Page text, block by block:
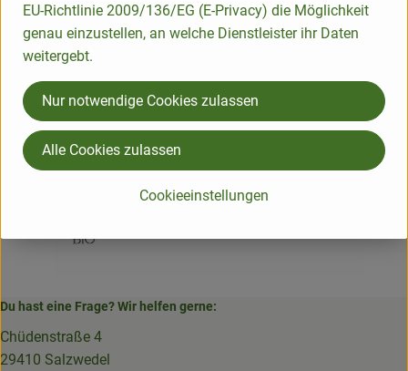
Herkunft
Hersteller: Vallée Verte
Holland
Hooidammer
Du hast eine Frage? Wir helfen gerne:
Chüdenstraße 4
29410 Salzwedel
EU-Richtlinie 2009/136/EG (E-Privacy) die Möglichkeit
genau einzustellen, an welche Dienstleister ihr Daten
weitergebt.
Cookieeinstellungen
Nur notwendige Cookies zulassen
Alle Cookies zulassen